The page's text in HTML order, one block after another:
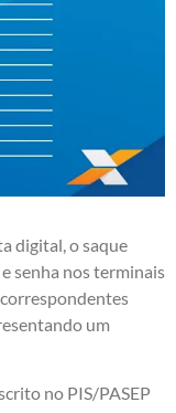
digital, o saque
senha nos terminais
um
no PIS/PASEP